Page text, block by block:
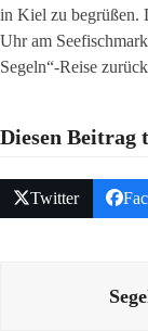
in Kiel zu begrüßen.
Uhr am
Segeln“-Reise
Diesen Beitrag
Twitter